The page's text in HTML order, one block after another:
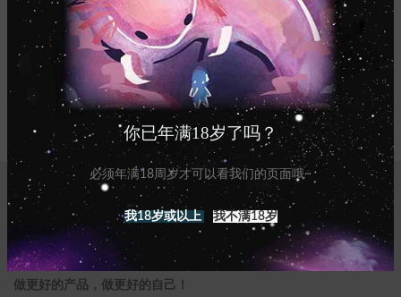
你已年满18岁了吗？
必须年满18周岁才可以看我们的页面哦~
我18岁或以上 我不满18岁
更新的 较早
相关项目
ACCESSORIES
POTENTI PARTURIENT PARTURIE
做更好的产品，做更好的自己！